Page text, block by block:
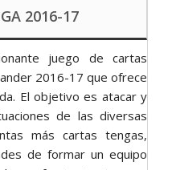
2016-17
juego de cartas
2016-17 que ofrece
El objetivo es atacar y
de las diversas
más cartas tengas,
de formar un equipo